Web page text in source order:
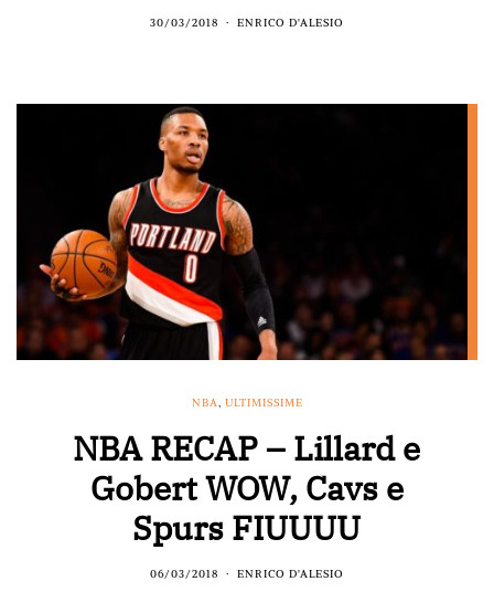
30/03/2018 ENRICO D'ALESIO
NBA, ULTIMISSIME
NBA RECAP – Lillard e
Gobert WOW, Cavs e
Spurs FIUUUU
06/03/2018 ENRICO D'ALESIO